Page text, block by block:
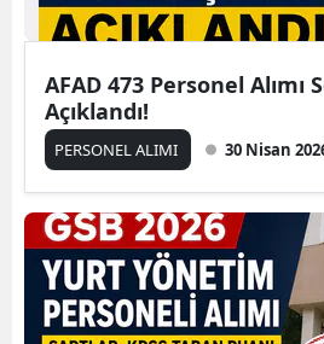
AFAD 473 Personel Alımı
Açıklandı!
PERSONEL ALIMI 30 Nisan